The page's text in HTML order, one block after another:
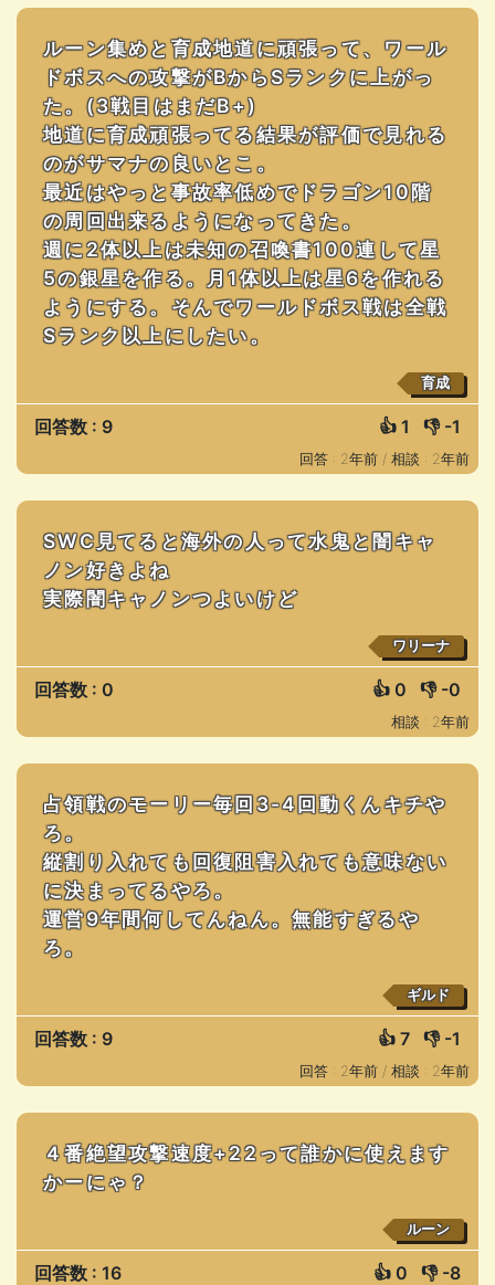
ルーン集めと育成地道に頑張って、ワール
ドボスへの攻撃がBからSランクに上がっ
た。(3戦目はまだB+)
地道に育成頑張ってる結果が評価で見れる
のがサマナの良いとこ。
最近はやっと事故率低めでドラゴン10階
の周回出来るようになってきた。
週に2体以上は未知の召喚書100連して星
5の銀星を作る。月1体以上は星6を作れる
ようにする。そんでワールドボス戦は全戦
Sランク以上にしたい。
育成
回答数 : 9 👍 1 👎 -1
回答 : 2年前 / 相談 : 2年前
SWC見てると海外の人って水鬼と闇キャ
ノン好きよね
実際闇キャノンつよいけど
ワリーナ
回答数 : 0 👍 0 👎 -0
相談 : 2年前
占領戦のモーリー毎回3-4回動くんキチや
ろ。
縦割り入れても回復阻害入れても意味ない
に決まってるやろ。
運営9年間何してんねん。無能すぎるや
ろ。
ギルド
回答数 : 9 👍 7 👎 -1
回答 : 2年前 / 相談 : 2年前
４番絶望攻撃速度+22って誰かに使えます
かーにゃ？
ルーン
回答数 : 16 👍 0 👎 -8